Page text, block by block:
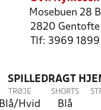
Mosebuen 28 B
2820 Gentofte
Tlf: 3969 1899
SPILLEDRAGT
TRØJE
Blå/Hvid
SHORTS
Blå